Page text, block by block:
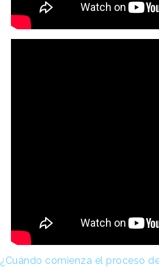
¿Cuándo comienza el proceso